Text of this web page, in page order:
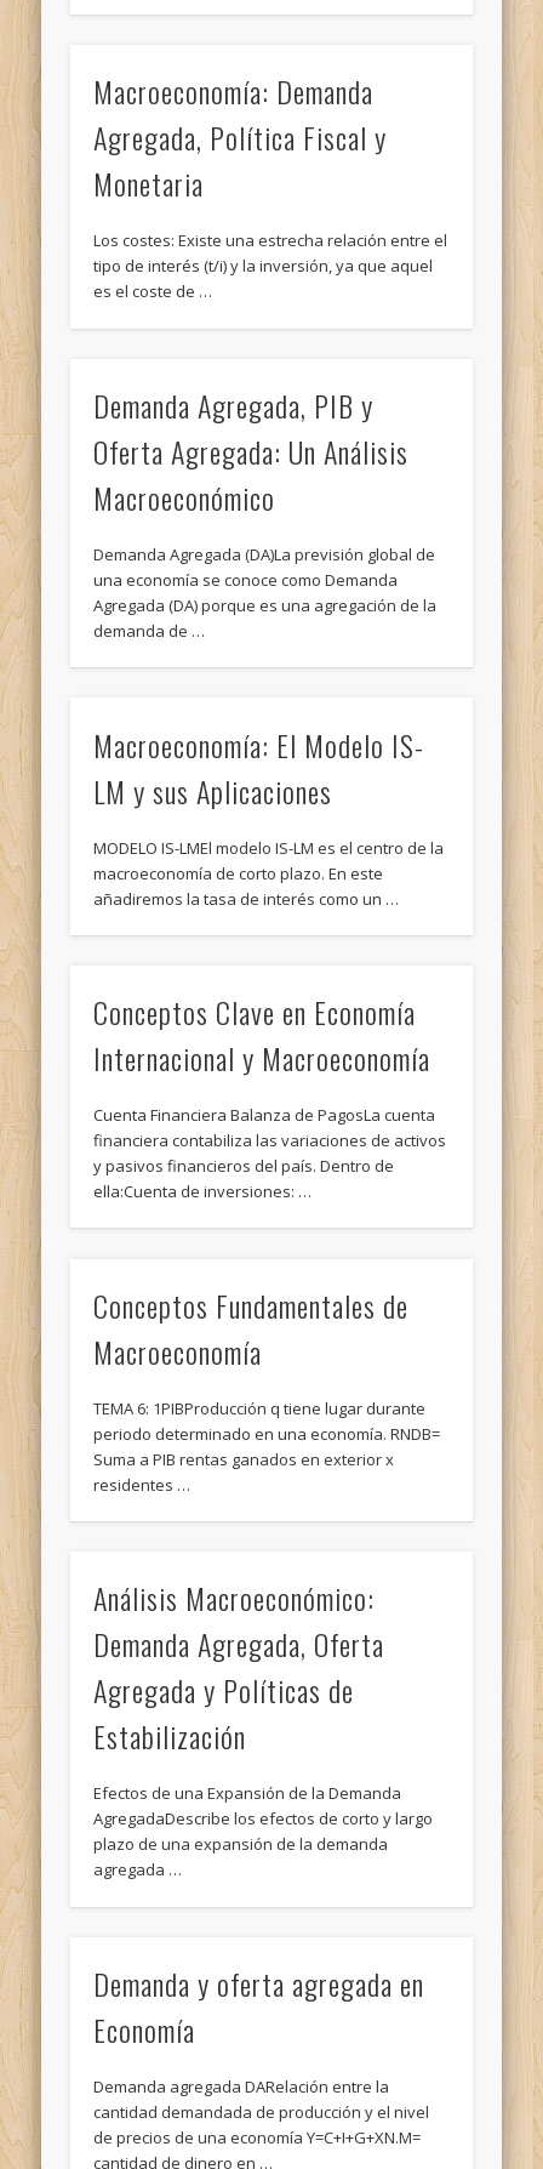
Macroeconomía: Demanda
Agregada, Política Fiscal y
Monetaria
Los costes: Existe una estrecha relación entre el
tipo de interés (t/i) y la inversión, ya que aquel
es el coste de …
Demanda Agregada, PIB y
Oferta Agregada: Un Análisis
Macroeconómico
Demanda Agregada (DA)La previsión global de
una economía se conoce como Demanda
Agregada (DA) porque es una agregación de la
demanda de …
Macroeconomía: El Modelo IS-
LM y sus Aplicaciones
MODELO IS-LMEl modelo IS-LM es el centro de la
macroeconomía de corto plazo. En este
añadiremos la tasa de interés como un …
Conceptos Clave en Economía
Internacional y Macroeconomía
Cuenta Financiera Balanza de PagosLa cuenta
financiera contabiliza las variaciones de activos
y pasivos financieros del país. Dentro de
ella:Cuenta de inversiones: …
Conceptos Fundamentales de
Macroeconomía
TEMA 6: 1PIBProducción q tiene lugar durante
periodo determinado en una economía. RNDB=
Suma a PIB rentas ganados en exterior x
residentes …
Análisis Macroeconómico:
Demanda Agregada, Oferta
Agregada y Políticas de
Estabilización
Efectos de una Expansión de la Demanda
AgregadaDescribe los efectos de corto y largo
plazo de una expansión de la demanda
agregada …
Demanda y oferta agregada en
Economía
Demanda agregada DARelación entre la
cantidad demandada de producción y el nivel
de precios de una economía Y=C+I+G+XN.M=
cantidad de dinero en …